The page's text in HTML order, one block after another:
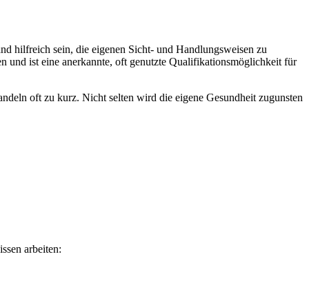
hilfreich sein, die eigenen Sicht- und Handlungsweisen zu
und ist eine anerkannte, oft genutzte Qualifikationsmöglichkeit für
oft zu kurz. Nicht selten wird die eigene Gesundheit zugunsten
arbeiten: